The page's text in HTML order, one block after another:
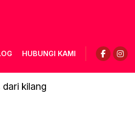
HUBUNGI KAMI
kilang